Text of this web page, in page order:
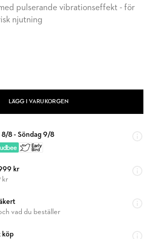
pulserande vibrationseffekt - för
njutning
LÄGG I VARUKORGEN
8/8 - Söndag 9/8
kr
kr
vad du beställer
köp